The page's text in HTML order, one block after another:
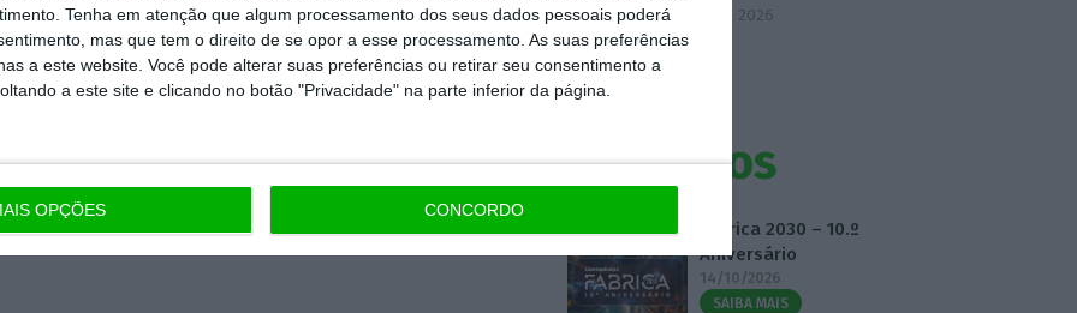
Tenha em atenção que algum processamento dos seus dados pessoais poderá
mas que tem o direito de se opor a esse processamento. As suas preferências
a este website. Você pode alterar suas preferências ou retirar seu consentimento a
a este site e clicando no botão "Privacidade" na parte inferior da página.
OPÇÕES CONCORDO
Assine já
5 Agosto 2026
Eventos
Fábrica 2030 – 10.º
Aniversário
14/10/2026
SAIBA MAIS